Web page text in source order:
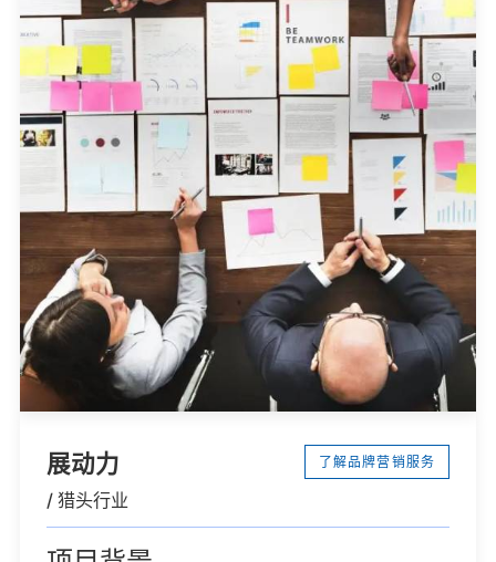
展动力
/ 猎头行业
了解品牌营销服务